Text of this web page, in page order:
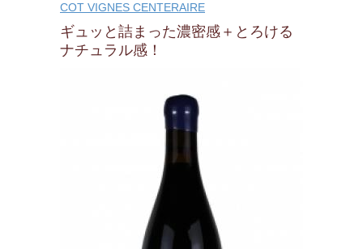
COT VIGNES CENTERAIRE
ギュッと詰まった濃密感＋とろける
ナチュラル感！